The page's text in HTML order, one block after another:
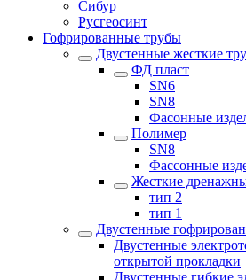
Сибур
Русгеосинт
Гофрированные трубы
Двустенные жесткие
ФД пласт
SN6
SN8
Фасонные
Полимер
SN8
Фассонные
Жесткие
тип 2
тип 1
Двустенные
Двустенные
открытой прокладки
Двустенные гибкие